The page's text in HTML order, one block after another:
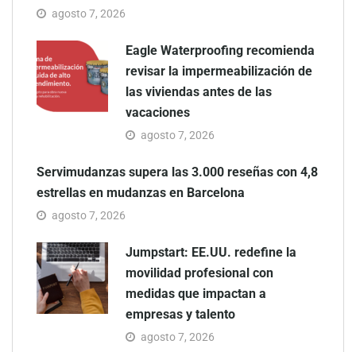
agosto 7, 2026
Eagle Waterproofing recomienda
revisar la impermeabilización de
las viviendas antes de las
vacaciones
agosto 7, 2026
Servimudanzas supera las 3.000 reseñas con 4,8
estrellas en mudanzas en Barcelona
agosto 7, 2026
Jumpstart: EE.UU. redefine la
movilidad profesional con
medidas que impactan a
empresas y talento
agosto 7, 2026